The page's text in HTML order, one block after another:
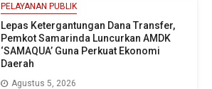
PELAYANAN PUBLIK
Lepas Ketergantungan Dana Transfer,
Pemkot Samarinda Luncurkan AMDK
‘SAMAQUA’ Guna Perkuat Ekonomi
Daerah
Agustus 5, 2026